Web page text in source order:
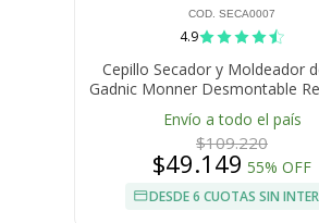
COD. SECA0007
4.9
Cepillo Secador y Moldeador
Gadnic Monner Desmontable
Envío a todo el país
$109.220
$49.149 55% OFF
DESDE 6 CUOTAS SIN